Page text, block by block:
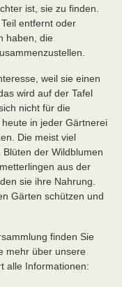
ist, sie zu finden.
entfernt oder
haben, die
weil sie einen
wird auf der Tafel
nicht für die
in jeder Gärtnerei
Die meist viel
der Wildblumen
aus der
sie ihre Nahrung.
Gärten schützen und
finden Sie
mehr über unsere
alle Informationen: